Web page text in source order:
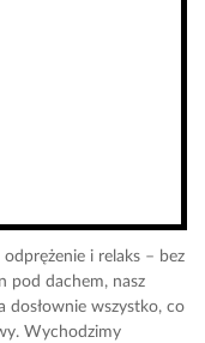
i relaks – bez
pod dachem, nasz
dosłownie wszystko, co
Wychodzimy